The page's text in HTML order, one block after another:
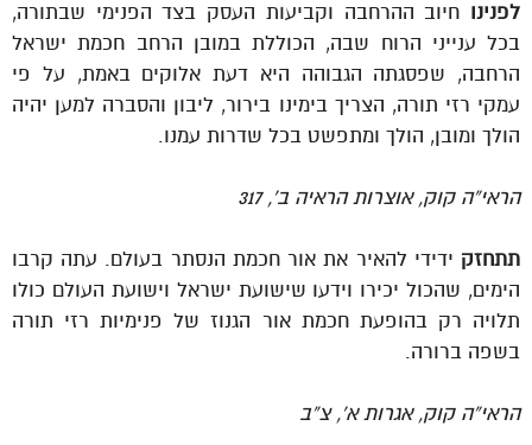
לפנינו חיוב ההרחבה וקביעות העסק בצד הפנימי שבתורה,
בכל ענייני הרוח שבה, הכוללת במובן הרחב חכמת ישראל
הרחבה, שפסגתה הגבוהה היא דעת אלוקים באמת, על פי
עמקי רזי תורה, הצריך בימינו בירור, ליבון והסברה למען יהיה
הולך ומובן, הולך ומתפשט בכל שדרות עמנו.
הראי”ה קוק, אוצרות הראיה ב’, 317
תתחזק ידידי להאיר את אור חכמת הנסתר בעולם. עתה קרבו
הימים, שהכול יכירו וידעו שישועת ישראל וישועת העולם כולו
תלויה רק בהופעת חכמת אור הגנוז של פנימיות רזי תורה
בשפה ברורה.
הראי”ה קוק, אגרות א’, צ”ב